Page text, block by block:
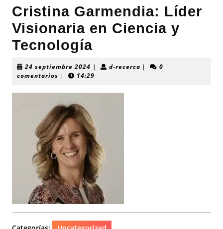
Cristina Garmendia: Líder
Visionaria en Ciencia y
Tecnología
24 septiembre 2024 24
septiembre
| d-recercad-|
0
comentarios | 14:29